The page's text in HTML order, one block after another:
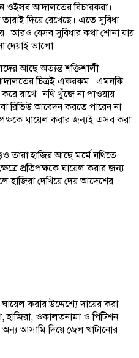
ওইসব আদালতের বিচারকরা।
দিয়ে রেখেছে। এতে সুবিধা
আরও যেসব সুবিধার কথা শোনা যায়
দেয়াই ভালো।
আছে অত্যন্ত শক্তিশালী
চিত্রই একরকম। এমনকি
রাখে। নথি খুঁজে না পাওয়ায়
রিভিউ আবেদন করতে পারেন না।
ঘায়েল করার জন্যই এসব করা
তারা হাজির আছে মর্মে নথিতে
প্রতিপক্ষকে ঘায়েল করার জন্য
হাজিরা দেখিয়ে দেয় আদেশের
করার উদ্দেশ্যে দায়ের করা
ওকালতনামা ও পিটিশন
আসামি দিয়ে জেল খাটানোর